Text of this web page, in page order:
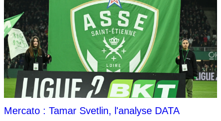
Mercato : Tamar Svetlin, l'analyse DATA